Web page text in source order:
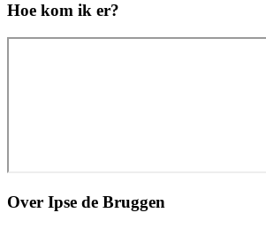
Hoe kom ik er?
Over Ipse de Bruggen